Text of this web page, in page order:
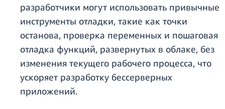
разработчики могут использовать привычные
инструменты отладки, такие как точки
останова, проверка переменных и пошаговая
отладка функций, развернутых в облаке, без
изменения текущего рабочего процесса, что
ускоряет разработку бессерверных
приложений.